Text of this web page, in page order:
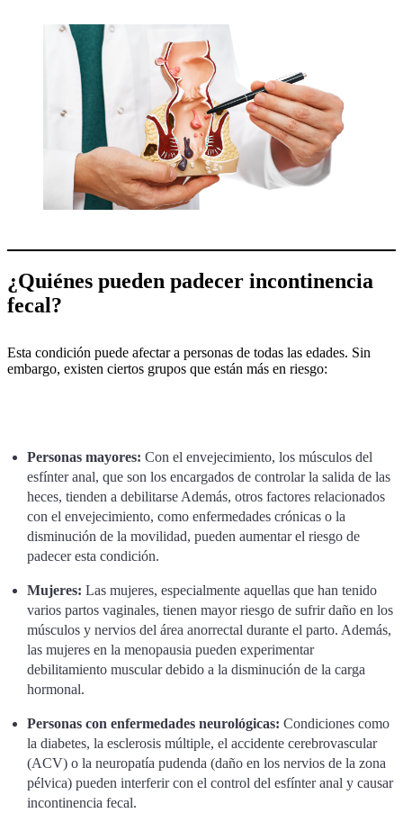
¿Quiénes pueden padecer incontinencia
fecal?
Esta condición puede afectar a personas de todas las edades. Sin
embargo, existen ciertos grupos que están más en riesgo:
Personas mayores: Con el envejecimiento, los músculos del
esfínter anal, que son los encargados de controlar la salida de las
heces, tienden a debilitarse Además, otros factores relacionados
con el envejecimiento, como enfermedades crónicas o la
disminución de la movilidad, pueden aumentar el riesgo de
padecer esta condición.
Mujeres: Las mujeres, especialmente aquellas que han tenido
varios partos vaginales, tienen mayor riesgo de sufrir daño en los
músculos y nervios del área anorrectal durante el parto. Además,
las mujeres en la menopausia pueden experimentar
debilitamiento muscular debido a la disminución de la carga
hormonal.
Personas con enfermedades neurológicas: Condiciones como
la diabetes, la esclerosis múltiple, el accidente cerebrovascular
(ACV) o la neuropatía pudenda (daño en los nervios de la zona
pélvica) pueden interferir con el control del esfínter anal y causar
incontinencia fecal.